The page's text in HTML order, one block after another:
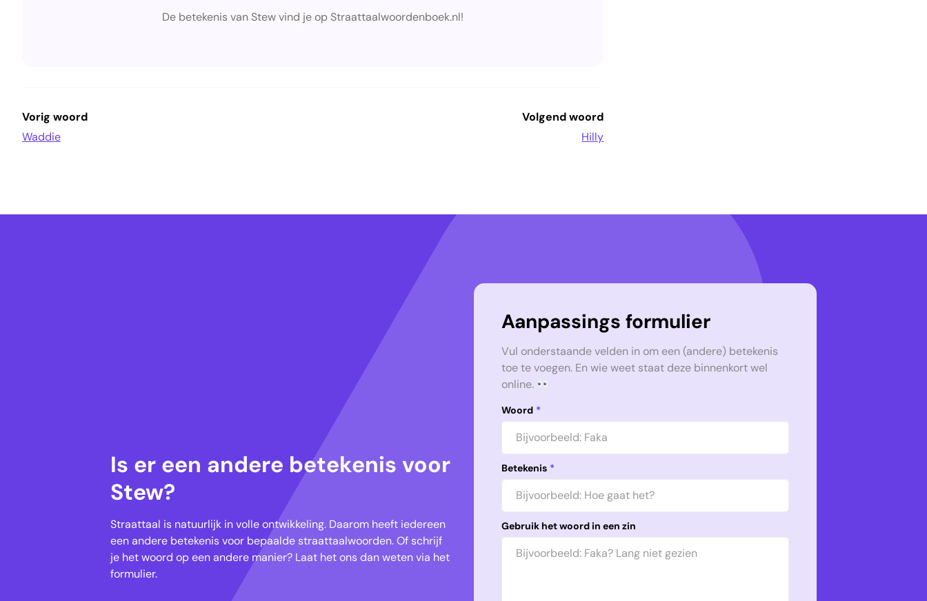
De betekenis van Stew vind je op Straattaalwoordenboek.nl!
Vorig woord
Waddie
Volgend woord
Hilly
Is er een andere betekenis voor
Stew?
Straattaal is natuurlijk in volle ontwikkeling. Daarom heeft iedereen
een andere betekenis voor bepaalde straattaalwoorden. Of schrijf
je het woord op een andere manier? Laat het ons dan weten via het
formulier.
Aanpassings formulier
Vul onderstaande velden in om een (andere) betekenis
toe te voegen. En wie weet staat deze binnenkort wel
online.
Woord *
Betekenis *
Gebruik het woord in een zin